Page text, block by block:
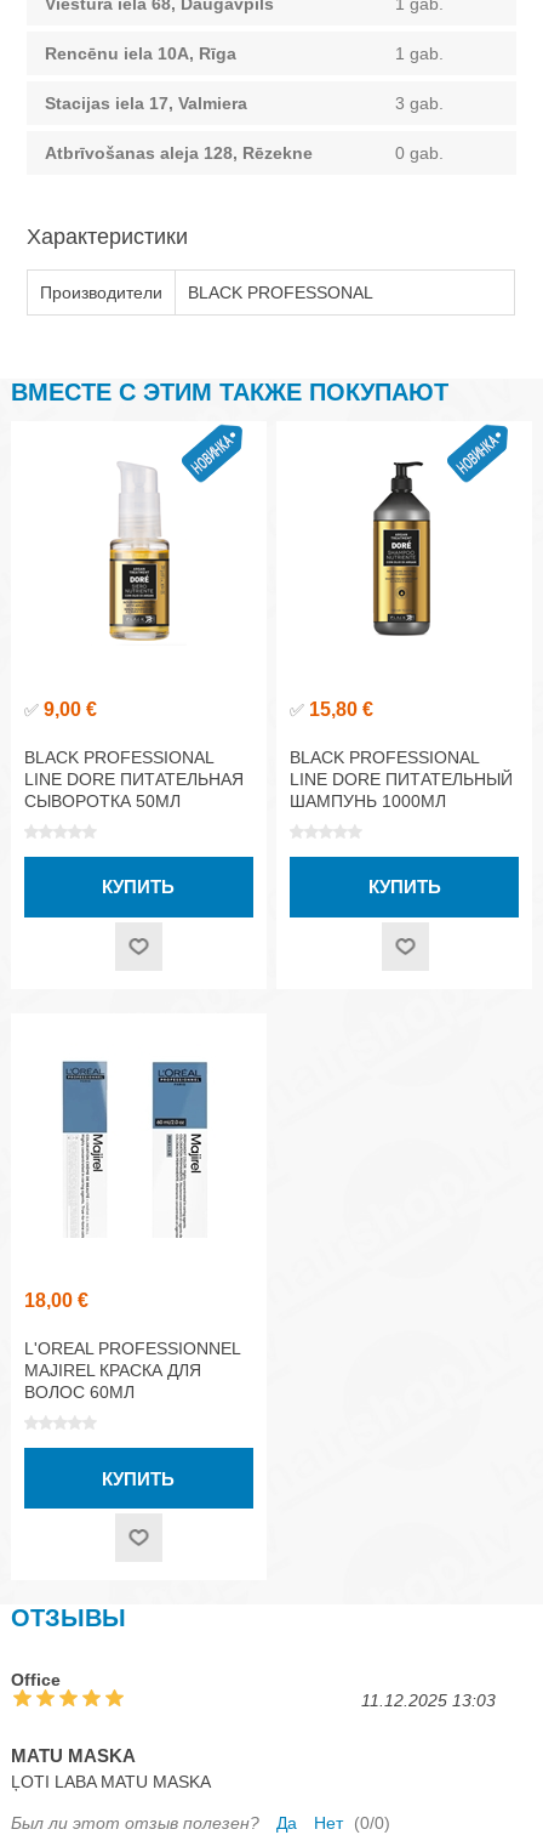
Rencēnu iela 10A, Rīga 1 gab.
Stacijas iela 17, Valmiera 3 gab.
Atbrīvošanas aleja 128, Rēzekne 0 gab.
Характеристики
Производители BLACK PROFESSONAL
ВМЕСТЕ С ЭТИМ ТАКЖЕ ПОКУПАЮТ
✅ 9,00 €
BLACK PROFESSIONAL
LINE DORE ПИТАТЕЛЬНАЯ
СЫВОРОТКА 50МЛ
✅ 15,80 €
BLACK PROFESSIONAL
LINE DORE ПИТАТЕЛЬНЫЙ
ШАМПУНЬ 1000МЛ
18,00 €
L'OREAL PROFESSIONNEL
MAJIREL КРАСКА ДЛЯ
ВОЛОС 60МЛ
ОТЗЫВЫ
Office
11.12.2025 13:03
MATU MASKA
ĻOTI LABA MATU MASKA
Был ли этот отзыв полезен? Да Нет (0/0)